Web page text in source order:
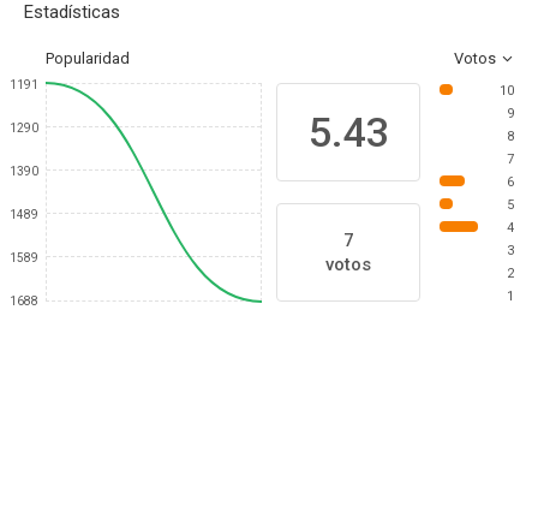
Estadísticas
Popularidad Votos
1191
1290
1390
1489
1589
1688
5.43
7
votos
10
9
8
7
6
5
4
3
2
1